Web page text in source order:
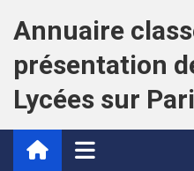
Annuaire
présentation
Lycées sur